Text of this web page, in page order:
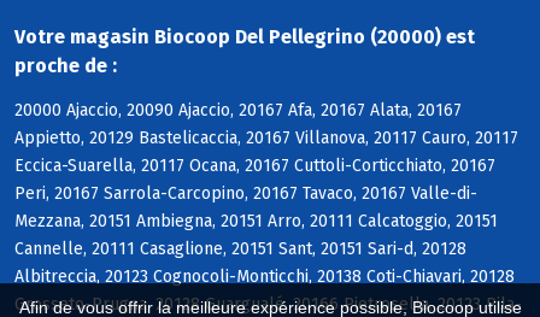
Afin de vous offrir la meilleure expérience possible, Biocoop utilise
Votre magasin Biocoop Del Pellegrino (20000) est
proche de :
20000 Ajaccio, 20090 Ajaccio, 20167 Afa, 20167 Alata, 20167
Appietto, 20129 Bastelicaccia, 20167 Villanova, 20117 Cauro, 20117
Eccica-Suarella, 20117 Ocana, 20167 Cuttoli-Corticchiato, 20167
Peri, 20167 Sarrola-Carcopino, 20167 Tavaco, 20167 Valle-di-
Mezzana, 20151 Ambiegna, 20151 Arro, 20111 Calcatoggio, 20151
Cannelle, 20111 Casaglione, 20151 Sant, 20151 Sari-d, 20128
Albitreccia, 20123 Cognocoli-Monticchi, 20138 Coti-Chiavari, 20128
Grosseto-Prugna, 20128 Guargualé, 20166 Pietrosella, 20123 Pila-